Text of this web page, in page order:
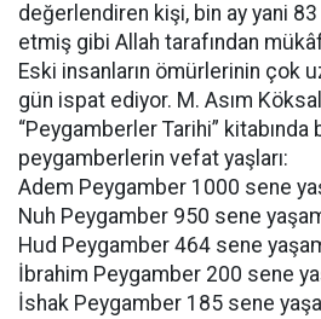
değerlendiren kişi, bin ay yani
etmiş gibi Allah tarafından
Eski insanların ömürlerinin çok
gün ispat ediyor. M. Asım
“Peygamberler Tarihi”
peygamberlerin vefat yaşları:
Adem Peygamber 1000 sene
Nuh Peygamber 950 sene
Hud Peygamber 464 sene
İbrahim Peygamber 200 sene
İshak Peygamber 185 sene